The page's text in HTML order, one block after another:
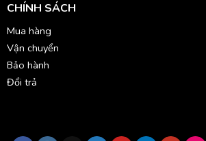
CHÍNH SÁCH
Mua hàng
Vận chuyển
Bảo hành
Đổi trả